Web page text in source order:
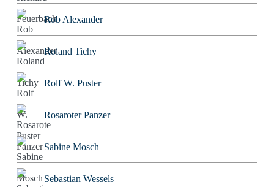
Rob Alexander
Roland Tichy
Rolf W. Puster
Rosaroter Panzer
Sabine Mosch
Sebastian Wessels